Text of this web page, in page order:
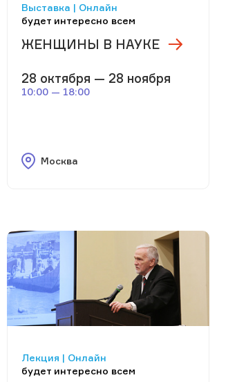
Выставка | Онлайн
будет интересно всем
ЖЕНЩИНЫ В НАУКЕ
28 октября — 28 ноября
10:00 — 18:00
Москва
Лекция | Онлайн
будет интересно всем